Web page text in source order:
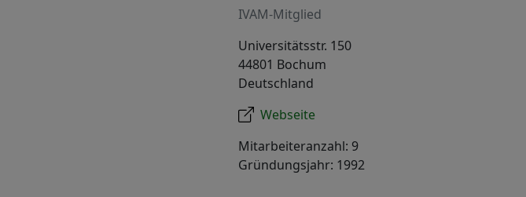
IVAM-Mitglied
Universitätsstr. 150
44801 Bochum
Deutschland
Webseite
Mitarbeiteranzahl: 9
Gründungsjahr: 1992